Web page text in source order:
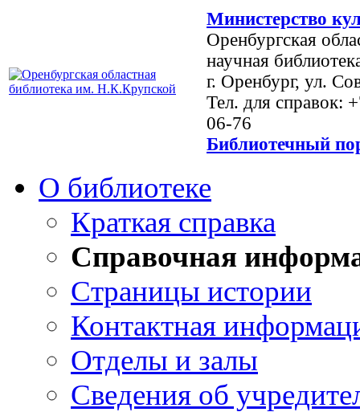
Министерство
Оренбургская
научная
г. Оренбург, ул.
Тел. для справок:
06-76
Библиотечный
О библиотеке
Краткая справка
Справочная
Страницы истории
Контактная
Отделы и залы
Сведения об